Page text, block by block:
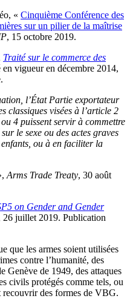
« Cinquième Conférence des
sur un pilier de la maîtrise
, 15 octobre 2019.
Traité sur le commerce des
vigueur en décembre 2014,
l’État Partie exportateur
classiques visées à l’article 2
4 puissent servir à commettre
le sexe ou des actes graves
ou à en faciliter la
Arms Trade Treaty, 30 août
on Gender and Gender
26 juillet 2019. Publication
que les armes soient utilisées
contre l’humanité, des
Genève de 1949, des attaques
civils protégés comme tels, ou
recouvrir des formes de VBG.